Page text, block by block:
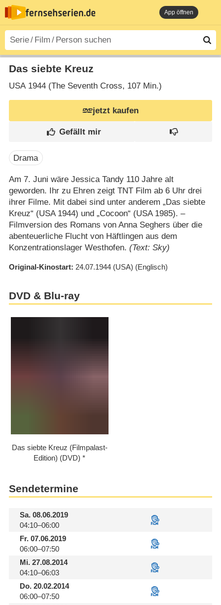
App öffnen
Das siebte Kreuz
USA1944 (The Seventh Cross‎, 107 Min.)
jetzt kaufen
Drama
Am 7. Juni wäre Jessica Tandy 110 Jahre alt
geworden. Ihr zu Ehren zeigt TNT Film ab 6 Uhr drei
ihrer Filme. Mit dabei sind unter anderem „Das siebte
Kreuz“ (USA 1944) und „Cocoon“ (USA 1985). –
Filmversion des Romans von Anna Seghers über die
abenteuerliche Flucht von Häftlingen aus dem
Konzentrationslager Westhofen. (Text: Sky)
Original-Kinostart 24.07.1944 (USA) (Englisch)
DVD & Blu-ray
Das siebte Kreuz (Filmpalast-
Edition) (DVD)
Sendetermine
Sa.08.06.2019
04:10–06:00
Fr.07.06.2019
06:00–07:50
Mi.27.08.2014
04:10–06:03
Do.20.02.2014
06:00–07:50